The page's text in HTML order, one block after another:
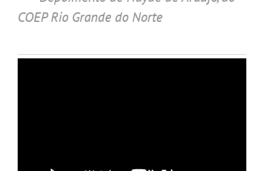
COEP Rio Grande do Norte